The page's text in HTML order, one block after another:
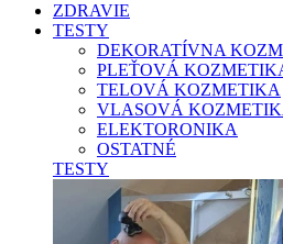
ZDRAVIE
TESTY
DEKORATÍVNA
PLEŤOVÁ
TELOVÁ KOZMETIKA
VLASOVÁ
ELEKTORONIKA
OSTATNÉ
TESTY